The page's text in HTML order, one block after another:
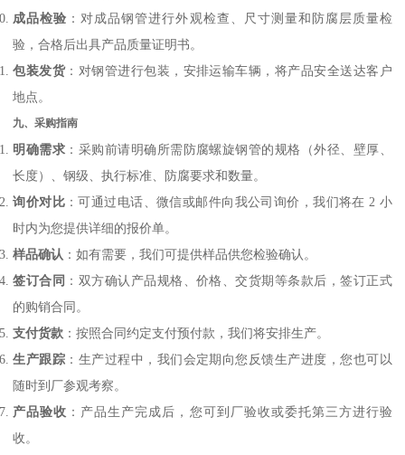
成品检验 ：对成品钢管进行外观检查、尺寸测量和防腐层质量检
验，合格后出具产品质量证明书。
包装发货：对钢管进行包装，安排运输车辆，将产品安全送达客户
地点。
九、采购指南
明确需求 ：采购前请明确所需防腐螺旋钢管的规格（外径、壁厚、
长度）、钢级、执行标准、防腐要求和数量。
询价对比 ：可通过电话、微信或邮件向我公司询价，我们将在 2 小
时内为您提供详细的报价单。
样品确认 ：如有需要，我们可提供样品供您检验确认。
签订合同 ：双方确认产品规格、价格、交货期等条款后，签订正式
的购销合同。
支付货款 ：按照合同约定支付预付款，我们将安排生产。
生产跟踪 ：生产过程中，我们会定期向您反馈生产进度，您也可以
随时到厂参观考察。
产品验收 ：产品生产完成后，您可到厂验收或委托第三方进行验
收。